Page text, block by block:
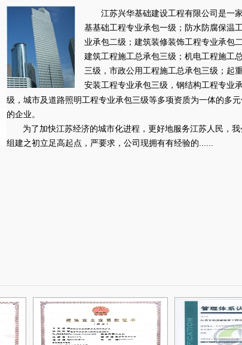
江苏兴华基础建设工程有限公司是一
基基础工程专业承包一级；防水防腐保温
业承包二级；建筑装修装饰工程专业承包二
建筑工程施工总承包三级；机电工程施工
三级，市政公用工程施工总承包三级；起
安装工程专业承包三级，钢结构工程专业
级，城市及道路照明工程专业承包三级等多项资质为一体的多
的企业。
为了加快江苏经济的城市化进程，更好地服务江苏人民，
组建之初立足高起点，严要求，公司现拥有有经验的......